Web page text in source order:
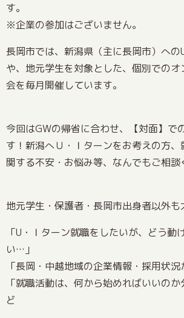
す。
※企業の参加はございません。
長岡市では、新潟県（主に長岡市）への
や、地元学生を対象とした、個別での
会を毎月開催しています。
今回はGWの帰省に合わせ、【対面】で
す！新潟へＵ・Ｉターンをお考えの方、
関する不安・お悩み等、なんでもご相談
地元学生・保護者・長岡市出身者以外も
「U・Ｉターン就職をしたいが、どう動
い…」
「長岡・中越地域の企業情報・採用状況
「就職活動は、何から始めればいいの
ど